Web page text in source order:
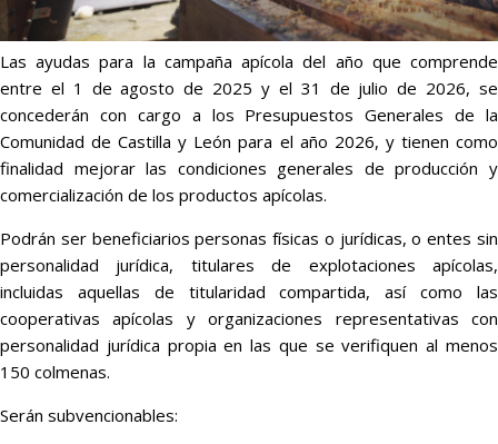
Las ayudas para la campaña apícola del año que comprende
entre el 1 de agosto de 2025 y el 31 de julio de 2026, se
concederán con cargo a los Presupuestos Generales de la
Comunidad de Castilla y León para el año 2026, y tienen como
finalidad mejorar las condiciones generales de producción y
comercialización de los productos apícolas.
Podrán ser beneficiarios personas físicas o jurídicas, o entes sin
personalidad jurídica, titulares de explotaciones apícolas,
incluidas aquellas de titularidad compartida, así como las
cooperativas apícolas y organizaciones representativas con
personalidad jurídica propia en las que se verifiquen al menos
150 colmenas.
Serán subvencionables: